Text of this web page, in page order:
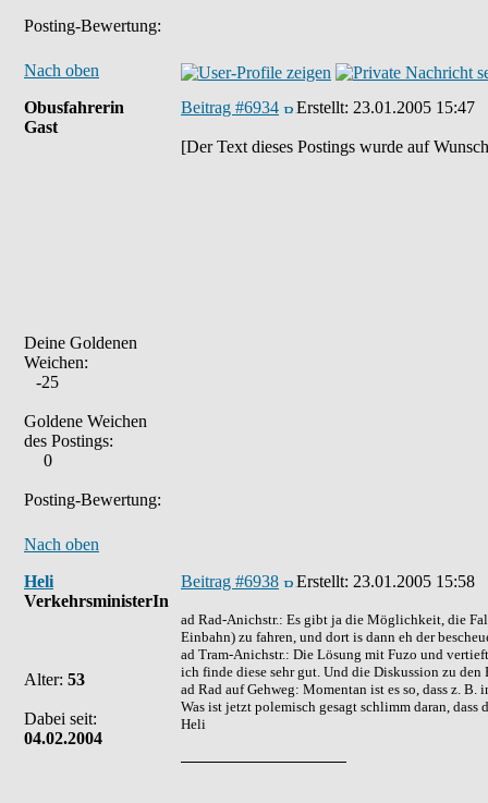
Posting-Bewertung:
Nach oben
Obusfahrerin
Gast
Deine Goldenen
Weichen:
-25
Goldene Weichen
des Postings:
0
Posting-Bewertung:
Beitrag #6934 Erstellt: 23.01.2005 15:47
[Der Text dieses Postings wurde auf
Nach oben
Heli
VerkehrsministerIn
Alter: 53
Dabei seit:
04.02.2004
Beitrag #6938 Erstellt: 23.01.2005 15:58
ad Rad-Anichstr.: Es gibt ja die Möglichkeit, die
Einbahn) zu fahren, und dort is dann eh der
ad Tram-Anichstr.: Die Lösung mit Fuzo und
ich finde diese sehr gut. Und die Diskussion zu
ad Rad auf Gehweg: Momentan ist es so, dass z.
Was ist jetzt polemisch gesagt schlimm daran,
Heli